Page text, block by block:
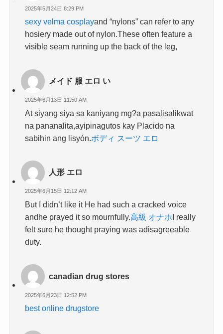
2025年5月24日 8:29 PM
sexy velma cosplayand “nylons” can refer to any
hosiery made out of nylon.These often feature a
visible seam running up the back of the leg,
メイド 服 エロ い
2025年6月13日 11:50 AM
At siyang siya sa kaniyang mg?a pasalisalikwat
na pananalita,ayipinagutos kay Placido na
sabihin ang lisyón.ボディ スーツ エロ
人形 エロ
2025年6月15日 12:12 AM
But I didn’t like it He had such a cracked voice
andhe prayed it so mournfully.高級 オナホI really
felt sure he thought praying was adisagreeable
duty.
canadian drug stores
2025年6月23日 12:52 PM
best online drugstore